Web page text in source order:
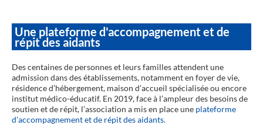
Une plateforme d'accompagnement et de
répit des aidants
Des centaines de personnes et leurs familles attendent une
admission dans des établissements, notamment en foyer de vie,
résidence d’hébergement, maison d’accueil spécialisée ou encore
institut médico-éducatif. En 2019, face à l’ampleur des besoins de
soutien et de répit, l’association a mis en place une plateforme
d’accompagnement et de répit des aidants.